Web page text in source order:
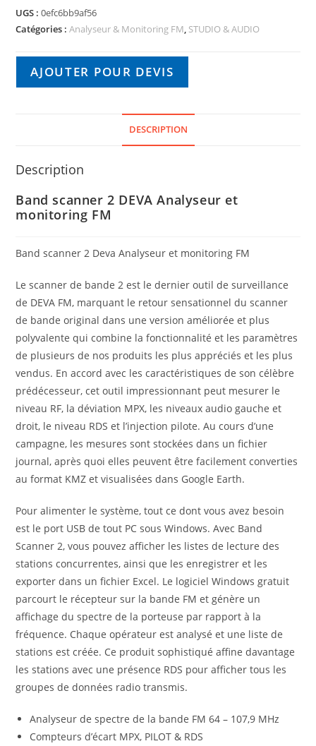
UGS :0efc6bb9af56
Catégories :Analyseur & Monitoring FM, STUDIO & AUDIO
AJOUTER POUR DEVIS
DESCRIPTION
Description
Band scanner 2 DEVA Analyseur et
monitoring FM
Band scanner 2 Deva Analyseur et monitoring FM
Le scanner de bande 2 est le dernier outil de surveillance
de DEVA FM, marquant le retour sensationnel du scanner
de bande original dans une version améliorée et plus
polyvalente qui combine la fonctionnalité et les paramètres
de plusieurs de nos produits les plus appréciés et les plus
vendus. En accord avec les caractéristiques de son célèbre
prédécesseur, cet outil impressionnant peut mesurer le
niveau RF, la déviation MPX, les niveaux audio gauche et
droit, le niveau RDS et l’injection pilote. Au cours d’une
campagne, les mesures sont stockées dans un fichier
journal, après quoi elles peuvent être facilement converties
au format KMZ et visualisées dans Google Earth.
Pour alimenter le système, tout ce dont vous avez besoin
est le port USB de tout PC sous Windows. Avec Band
Scanner 2, vous pouvez afficher les listes de lecture des
stations concurrentes, ainsi que les enregistrer et les
exporter dans un fichier Excel. Le logiciel Windows gratuit
parcourt le récepteur sur la bande FM et génère un
affichage du spectre de la porteuse par rapport à la
fréquence. Chaque opérateur est analysé et une liste de
stations est créée. Ce produit sophistiqué affine davantage
les stations avec une présence RDS pour afficher tous les
groupes de données radio transmis.
Analyseur de spectre de la bande FM 64 – 107,9 MHz
Compteurs d’écart MPX, PILOT & RDS